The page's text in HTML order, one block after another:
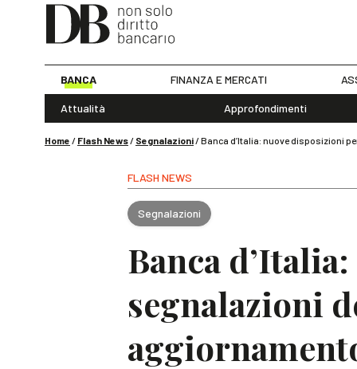
BANCA FINANZA E MERCATI
Attualità Approfondimenti
Home / Flash News/ Segnalazioni/Banca d’Italia: nuove disposizioni
FLASH NEWS
Segnalazioni
Banca
segnalazioni